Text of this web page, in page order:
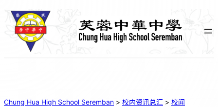
Chung Hua High School Seremban > 校内资讯总汇 > 校闻